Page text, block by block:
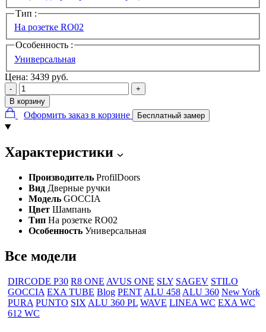
Тип :
На розетке RO02
Особенность :
Универсальная
Цена: 3439 руб.
-
+
В корзину
Оформить заказ в корзине Бесплатный замер
Характеристики
Производитель ProfilDoors
Вид Дверные ручки
Модель GOCCIA
Цвет Шампань
Тип На розетке RO02
Особенность Универсальная
Все модели
DIRCODE P30 R8 ONE AVUS ONE SLY SAGEV STILO
GOCCIA EXA TUBE Blog PENT ALU 458 ALU 360 New York
PURA PUNTO SIX ALU 360 PL WAVE LINEA WC EXA WC
612 WC